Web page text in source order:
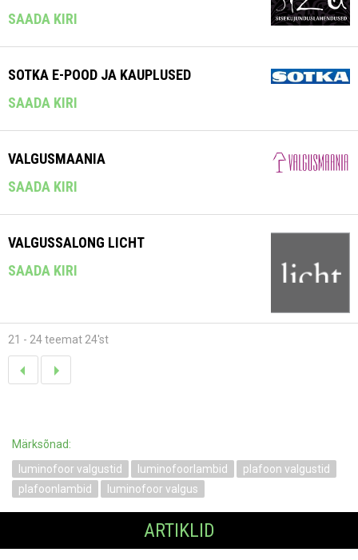
SAADA KIRI
SOTKA E-POOD JA KAUPLUSED
SAADA KIRI
VALGUSMAANIA
SAADA KIRI
VALGUSSALONG LICHT
SAADA KIRI
21 - 24 teemat 24'st
Märksõnad:
luminofoor valgustid
luminofoorlambid
plafoon valgustid
plafoonlambid
luminofoor valgus
ARTIKLID